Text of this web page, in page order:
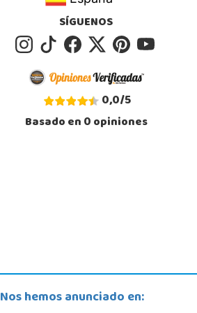
SÍGUENOS
0,0/5
Basado en0opiniones
Nos hemos anunciado en: